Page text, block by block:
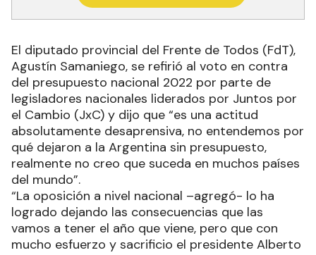
El diputado provincial del Frente de Todos (FdT),
Agustín Samaniego, se refirió al voto en contra
del presupuesto nacional 2022 por parte de
legisladores nacionales liderados por Juntos por
el Cambio (JxC) y dijo que “es una actitud
absolutamente desaprensiva, no entendemos por
qué dejaron a la Argentina sin presupuesto,
realmente no creo que suceda en muchos países
del mundo”.
“La oposición a nivel nacional –agregó- lo ha
logrado dejando las consecuencias que las
vamos a tener el año que viene, pero que con
mucho esfuerzo y sacrificio el presidente Alberto